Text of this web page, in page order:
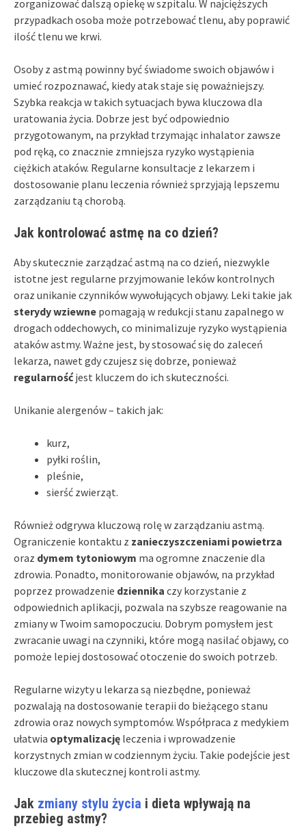
zorganizować dalszą opiekę w szpitalu. W najcięższych
przypadkach osoba może potrzebować tlenu, aby poprawić
ilość tlenu we krwi.
Osoby z astmą powinny być świadome swoich objawów i
umieć rozpoznawać, kiedy atak staje się poważniejszy.
Szybka reakcja w takich sytuacjach bywa kluczowa dla
uratowania życia. Dobrze jest być odpowiednio
przygotowanym, na przykład trzymając inhalator zawsze
pod ręką, co znacznie zmniejsza ryzyko wystąpienia
ciężkich ataków. Regularne konsultacje z lekarzem i
dostosowanie planu leczenia również sprzyjają lepszemu
zarządzaniu tą chorobą.
Jak kontrolować astmę na co dzień?
Aby skutecznie zarządzać astmą na co dzień, niezwykle
istotne jest regularne przyjmowanie leków kontrolnych
oraz unikanie czynników wywołujących objawy. Leki takie jak
sterydy wziewne pomagają w redukcji stanu zapalnego w
drogach oddechowych, co minimalizuje ryzyko wystąpienia
ataków astmy. Ważne jest, by stosować się do zaleceń
lekarza, nawet gdy czujesz się dobrze, ponieważ
regularnośćjest kluczem do ich skuteczności.
Unikanie alergenów – takich jak:
kurz,
pyłki roślin,
pleśnie,
sierść zwierząt.
Również odgrywa kluczową rolę w zarządzaniu astmą.
Ograniczenie kontaktu z zanieczyszczeniami powietrza
oraz dymem tytoniowym ma ogromne znaczenie dla
zdrowia. Ponadto, monitorowanie objawów, na przykład
poprzez prowadzenie dziennika czy korzystanie z
odpowiednich aplikacji, pozwala na szybsze reagowanie na
zmiany w Twoim samopoczuciu. Dobrym pomysłem jest
zwracanie uwagi na czynniki, które mogą nasilać objawy, co
pomoże lepiej dostosować otoczenie do swoich potrzeb.
Regularne wizyty u lekarza są niezbędne, ponieważ
pozwalają na dostosowanie terapii do bieżącego stanu
zdrowia oraz nowych symptomów. Współpraca z medykiem
ułatwia optymalizację leczenia i wprowadzenie
korzystnych zmian w codziennym życiu. Takie podejście jest
kluczowe dla skutecznej kontroli astmy.
Jak zmiany stylu życia i dieta wpływają na
przebieg astmy?